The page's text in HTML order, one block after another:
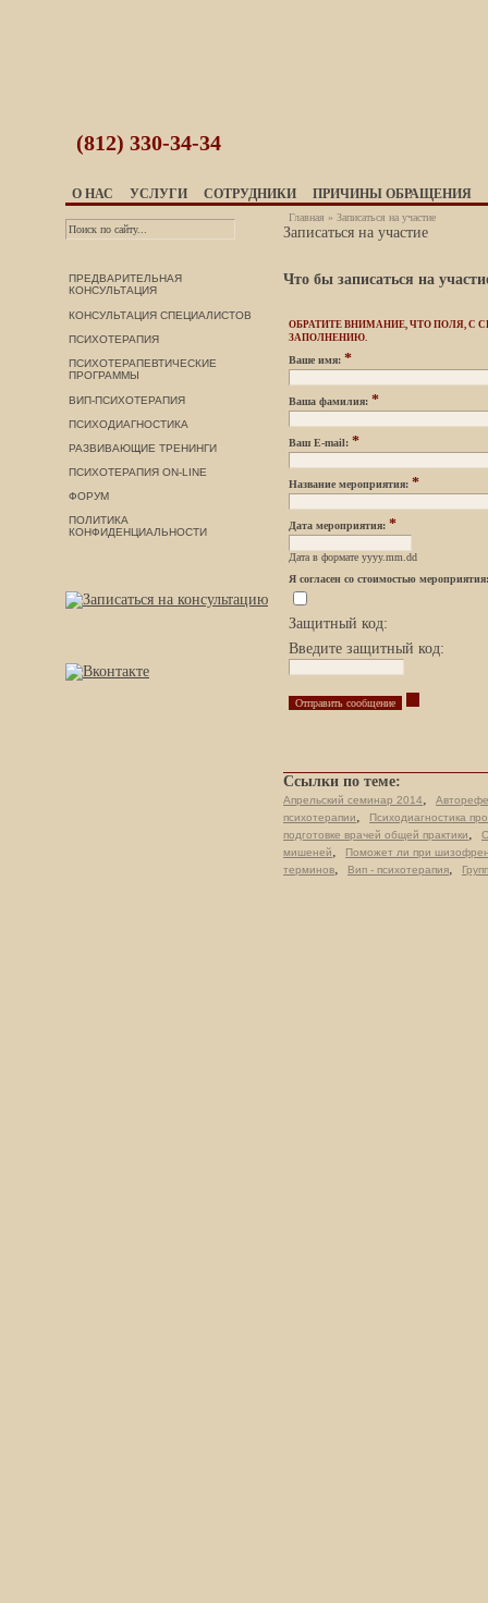
(812) 330-34-34
О НАС УСЛУГИ СОТРУДНИКИ ПРИЧИНЫ ОБРАЩЕНИЯ
ПРЕДВАРИТЕЛЬНАЯ
КОНСУЛЬТАЦИЯ
КОНСУЛЬТАЦИЯ СПЕЦИАЛИСТОВ
ПСИХОТЕРАПИЯ
ПСИХОТЕРАПЕВТИЧЕСКИЕ
ПРОГРАММЫ
ВИП-ПСИХОТЕРАПИЯ
ПСИХОДИАГНОСТИКА
РАЗВИВАЮЩИЕ ТРЕНИНГИ
ПСИХОТЕРАПИЯ ON-LINE
ФОРУМ
ПОЛИТИКА
КОНФИДЕНЦИАЛЬНОСТИ
Главная » Записаться на участие
Записаться на участие
Что бы записаться на
ОБРАТИТЕ ВНИМАНИЕ, ЧТО ПОЛЯ, С
ЗАПОЛНЕНИЮ.
Ваше имя: *
Ваша фамилия: *
Ваш E-mail: *
Название мероприятия: *
Дата мероприятия: *
Дата в формате yyyy.mm.dd
Я согласен со стоимостью
Защитный код:
Введите защитный код:
Ссылки по теме:
Апрельский семинар 2014,
психотерапии,
Психодиагностика
подготовке врачей общей практики,
мишеней,
Поможет ли при
терминов, Вип - психотерапия,